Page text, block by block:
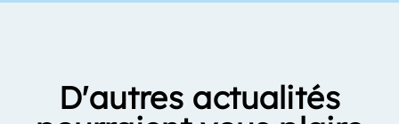
D'autres actualités